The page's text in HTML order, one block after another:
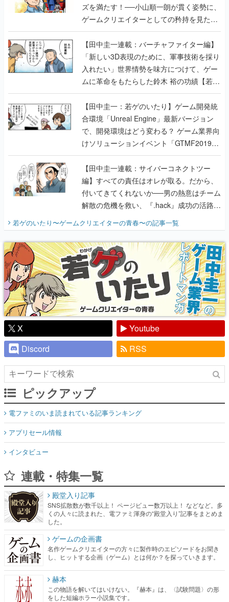
ズを満たす！──小山順一朗が貫く姿勢に、
ゲームクリエイターとしての矜持を見た
【若ゲのいたり最終回】
【田中圭一連載：バーチャファイター編】
「新しい3D表現のために、軍事技術を採り
入れたい」世界情勢を味方につけて、ゲー
ムに革命をもたらした鈴木 裕の功績【若ゲ
のいたり】
【田中圭一：若ゲのいたり】ゲーム開発統
合環境「Unreal Engine」最新バージョン
で、開発環境はどう変わる？ ゲーム業界向
けソリューションイベント「GTMF2019」
に行って、より理解を深めよう【PR】
【田中圭一連載：サイバーコネクトツー
編】すべての責任はオレが取る。だから、
付いてきてくれないか──男の熱意はチーム
解散の危機を救い、『.hack』成功の活路を
『少年ジャンプ』色だった【若ゲのいた
り】
若ゲのいたり〜ゲームクリエイターの青春〜の記事一覧
X
Youtube
Discord
RSS
ピックアップ
電ファミのいま読まれている記事ランキング
アプリセール情報
インタビュー
連載・特集一覧
殿堂入り記事
SNS拡散数が数千以上！ ページビュー数万以上！ などなど。多
くの人々に読まれた、電ファミ渾身の“殿堂入り”記事をまとめま
した。
ゲームの企画書
名作ゲームクリエイターの方々に製作時のエピソードをお聞き
し、ヒットする企画（ゲーム）とは何か？を探っていきます。
赫本
この物語を解いてはいけない。『赫本』は、〈試験問題〉の形
をした短編ホラー小説集です。